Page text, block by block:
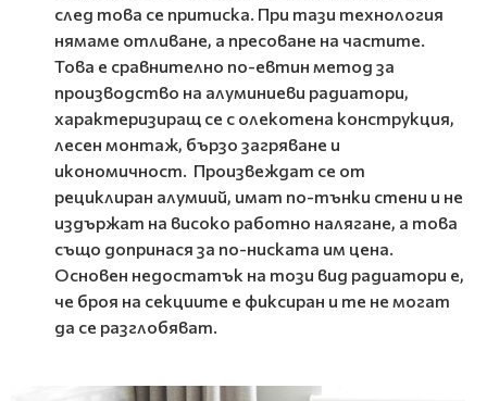
след това се притиска. При тази технология
нямаме отливане, а пресоване на частите.
Това е сравнително по-евтин метод за
производство на алуминиеви радиатори,
характеризиращ се с олекотена конструкция,
лесен монтаж, бързо загряване и
икономичност. Произвеждат се от
рециклиран алумиий, имат по-тънки стени и не
издържат на високо работно налягане, а това
също допринася за по-ниската им цена.
Основен недостатък на този вид радиатори е,
че броя на секциите е фиксиран и те не могат
да се разглобяват.